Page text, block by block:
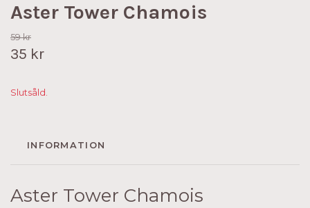
Aster Tower Chamois
59 kr
35 kr
Slutsåld.
INFORMATION
Aster Tower Chamois